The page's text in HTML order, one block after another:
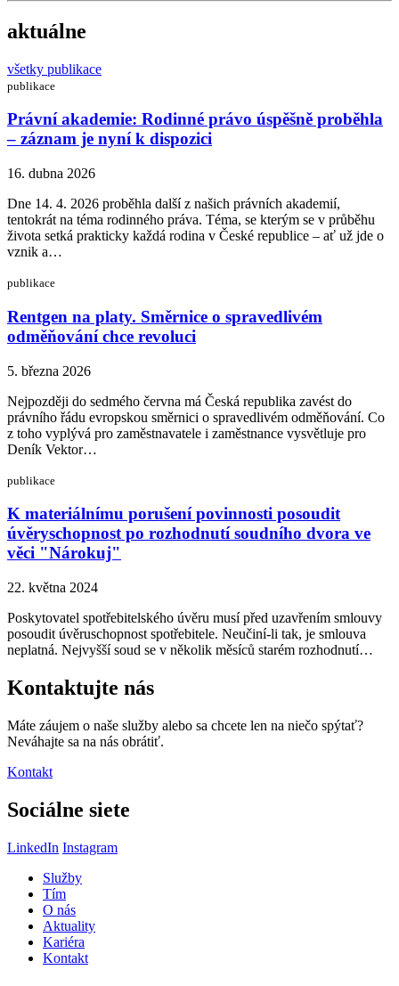
aktuálne
všetky publikace
publikace
Právní akademie: Rodinné právo úspěšně proběhla
– záznam je nyní k dispozici
16. dubna 2026
Dne 14. 4. 2026 proběhla další z našich právních akademií,
tentokrát na téma rodinného práva. Téma, se kterým se v průběhu
života setká prakticky každá rodina v České republice – ať už jde o
vznik a…
publikace
Rentgen na platy. Směrnice o spravedlivém
odměňování chce revoluci
5. března 2026
Nejpozději do sedmého června má Česká republika zavést do
právního řádu evropskou směrnici o spravedlivém odměňování. Co
z toho vyplývá pro zaměstnavatele i zaměstnance vysvětluje pro
Deník Vektor…
publikace
K materiálnímu porušení povinnosti posoudit
úvěryschopnost po rozhodnutí soudního dvora ve
věci "Nárokuj"
22. května 2024
Poskytovatel spotřebitelského úvěru musí před uzavřením smlouvy
posoudit úvěruschopnost spotřebitele. Neučiní-li tak, je smlouva
neplatná. Nejvyšší soud se v několik měsíců starém rozhodnutí…
Kontaktujte nás
Máte záujem o naše služby alebo sa chcete len na niečo spýtať?
Neváhajte sa na nás obrátiť.
Kontakt
Sociálne siete
LinkedIn Instagram
Služby
Tím
O nás
Aktuality
Kariéra
Kontakt